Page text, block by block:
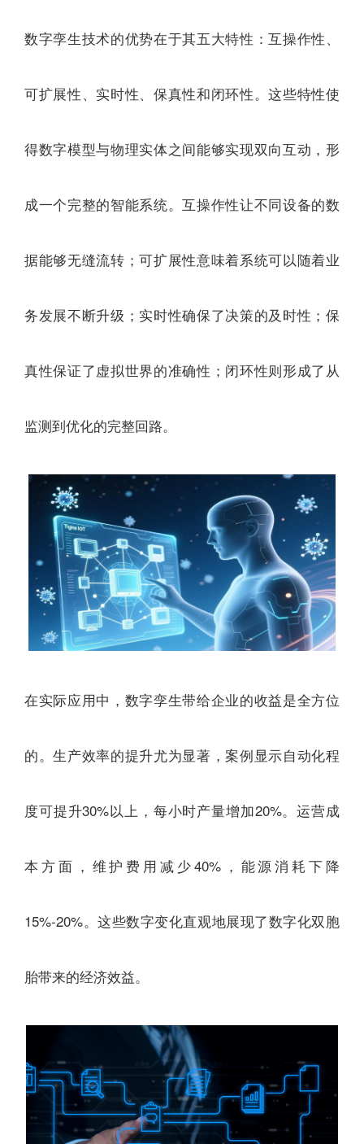
数字孪生技术的优势在于其五大特性：互操作性、
可扩展性、实时性、保真性和闭环性。这些特性使
得数字模型与物理实体之间能够实现双向互动，形
成一个完整的智能系统。互操作性让不同设备的数
据能够无缝流转；可扩展性意味着系统可以随着业
务发展不断升级；实时性确保了决策的及时性；保
真性保证了虚拟世界的准确性；闭环性则形成了从
监测到优化的完整回路。
在实际应用中，数字孪生带给企业的收益是全方位
的。生产效率的提升尤为显著，案例显示自动化程
度可提升30%以上，每小时产量增加20%。运营成
本方面，维护费用减少40%，能源消耗下降
15%-20%。这些数字变化直观地展现了数字化双胞
胎带来的经济效益。